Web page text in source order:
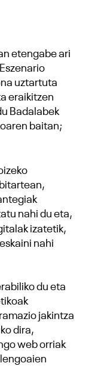
etengabe ari
uztartuta
eraikitzen
Badalabek
baitan;
nahi du eta,
izatetik,
nahi
du eta
jakintza
dira,
web orriak